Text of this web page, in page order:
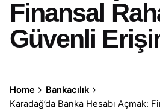
Finansal
Güvenli
Home
Bankacılık
Karadağ’da Banka Hesabı Açmak: